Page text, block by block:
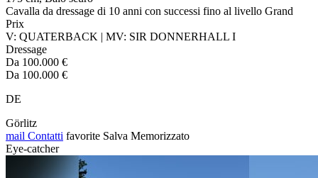
Cavalla da dressage di 10 anni con successi fino al livello Grand
Prix
V: QUATERBACK | MV: SIR DONNERHALL I
Dressage
Da 100.000 €
Da 100.000 €
DE
Görlitz
mail Contatti favorite Salva Memorizzato
Eye-catcher